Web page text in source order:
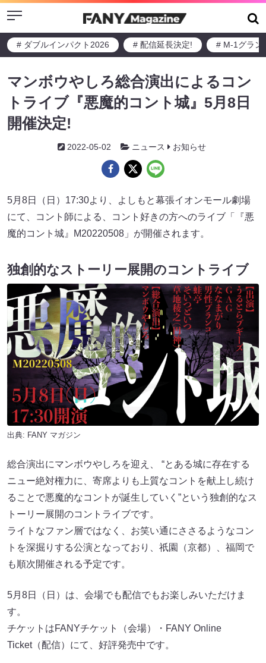
Menu
# ダブルインパクト2026 # 配信延長決定! # M-1グラン
マンボウやしろ総合演出によるコン
トライブ『悪魔的コント城』5月8日
開催決定!
2022-05-02 ニュース お知らせ
5月8日（日）17:30より、よしもと幕張イオンモール劇場
にて、コント師による、コント好きの方へのライブ「『悪
魔的コント城』M20220508」が開催されます。
独創的なストーリー展開のコントライブ
出典: FANY マガジン
総合演出にマンボウやしろを迎え、 “とある城に存在する
ニュー絶対権力に、寄席よりも上質なコントを献上し続け
ることで悪魔的なコントが誕生していく”という独創的なス
トーリー展開のコントライブです。
ライトなファン層ではなく、お笑い通にささるようなコン
トを深掘りする公演となっており、祇園（京都）、福岡で
も順次開催される予定です。
5月8日（日）は、会場でも配信でもお楽しみいただけま
す。
チケットはFANYチケット（会場）・FANY Online
Ticket（配信）にて、好評発売中です。